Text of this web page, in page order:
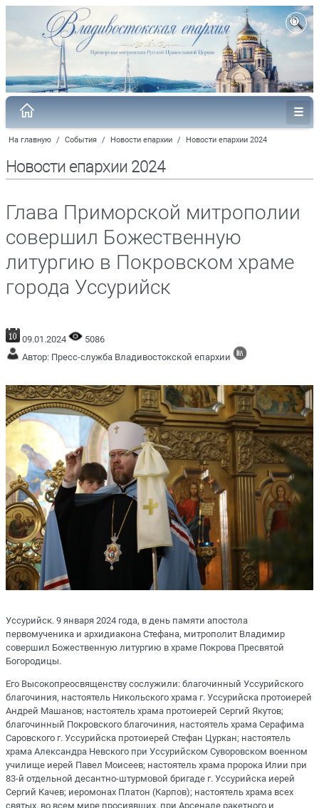
На главную / События / Новости епархии / Новости епархии 2024
Новости епархии 2024
Глава Приморской митрополии
совершил Божественную
литургию в Покровском храме
города Уссурийск
09.01.2024
5086
Автор: Пресс-служба Владивостокской епархии
Уссурийск. 9 января 2024 года, в день памяти апостола
первомученика и архидиакона Стефана, митрополит Владимир
совершил Божественную литургию в храме Покрова Пресвятой
Богородицы.
Его Высокопреосвященству сослужили: благочинный Уссурийского
благочиния, настоятель Никольского храма г. Уссурийска протоиерей
Андрей Машанов; настоятель храма протоиерей Сергий Якутов;
благочинный Покровского благочиния, настоятель храма Серафима
Саровского г. Уссурийска протоиерей Стефан Цуркан; настоятель
храма Александра Невского при Уссурийском Суворовском военном
училище иерей Павел Моисеев; настоятель храма пророка Илии при
83-й отдельной десантно-штурмовой бригаде г. Уссурийска иерей
Сергий Качев; иеромонах Платон (Карпов); настоятель храма всех
святых, во всем мире просиявших, при Арсенале ракетного и